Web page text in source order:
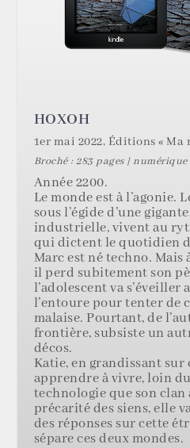
HOXOH
1er mai 2022, Éditions « Ma
Broché : 283 pages |
Année 2200.
Le monde est à l’agonie.
sous l’égide d’une
industrielle, vivent au
qui dictent le quotidien
Marc est né techno. Mais
il perd subitement son
l’adolescent va s’éveiller
l’entoure pour tenter de
malaise. Pourtant, de
frontière, subsiste un
décos.
Katie, en grandissant sur
apprendre à vivre, loin
technologie que son clan
précarité des siens, elle
des réponses sur cette
sépare ces deux mondes.